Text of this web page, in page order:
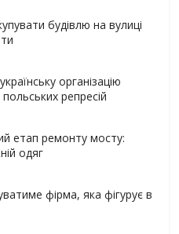
будівлю на вулиці
організацію
репресій
етап ремонту мосту:
одяг
фірма, яка фігурує в